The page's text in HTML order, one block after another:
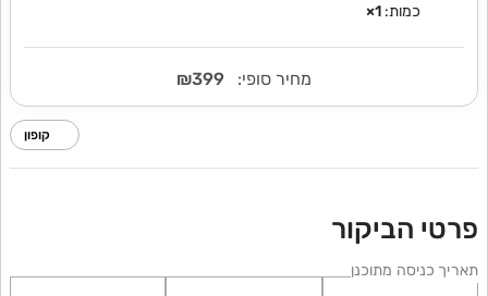
כמות: ×1
מחיר סופי: ₪399
קופון
פרטי הביקור
תאריך כניסה מתוכנן